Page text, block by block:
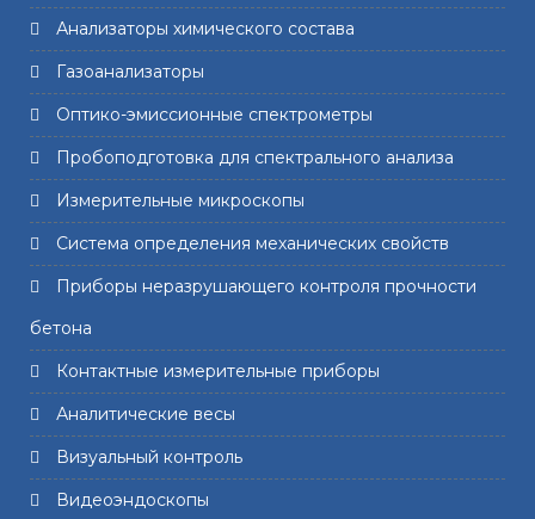
Анализаторы химического состава
Газоанализаторы
Оптико-эмиссионные спектрометры
Пробоподготовка для спектрального анализа
Измерительные микроскопы
Система определения механических свойств
Приборы неразрушающего контроля прочности
бетона
Контактные измерительные приборы
Аналитические весы
Визуальный контроль
Видеоэндоскопы